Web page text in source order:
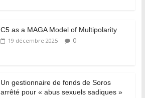
C5 as a MAGA Model of Multipolarity
19 décembre 2025 0
Un gestionnaire de fonds de Soros
arrêté pour « abus sexuels sadiques »